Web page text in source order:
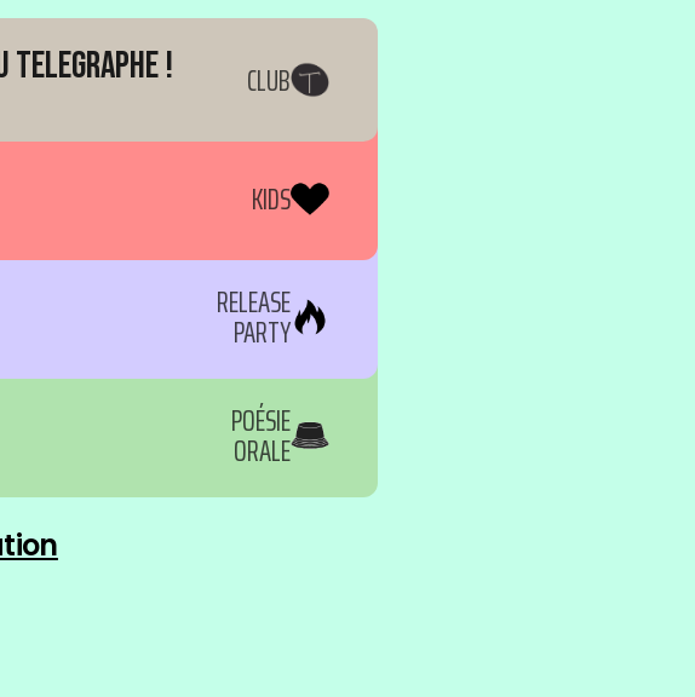
Telegraphe ! CLUB
KIDS
RELEASE
PARTY
POÉSIE
ORALE